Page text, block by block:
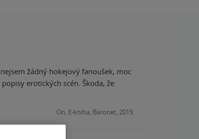
žádný hokejový fanoušek, moc
erotických scén. Škoda, že
On, E-kniha, Baronet, 2019,